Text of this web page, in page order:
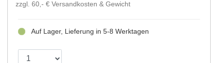
zzgl. 60,- € Versandkosten & Gewicht
Auf Lager, Lieferung in 5-8 Werktagen